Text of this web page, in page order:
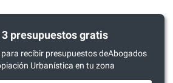
3 presupuestos gratis
recibir presupuestos deAbogados
Urbanística en tu zona